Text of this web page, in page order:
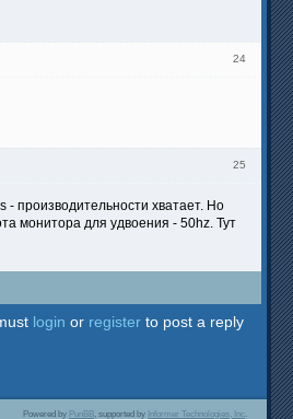
24
25
- производительности хватает. Но
монитора для удвоения - 50hz. Тут
login or register to post a reply
Powered by PunBB, supported by Informer Technologies, Inc .